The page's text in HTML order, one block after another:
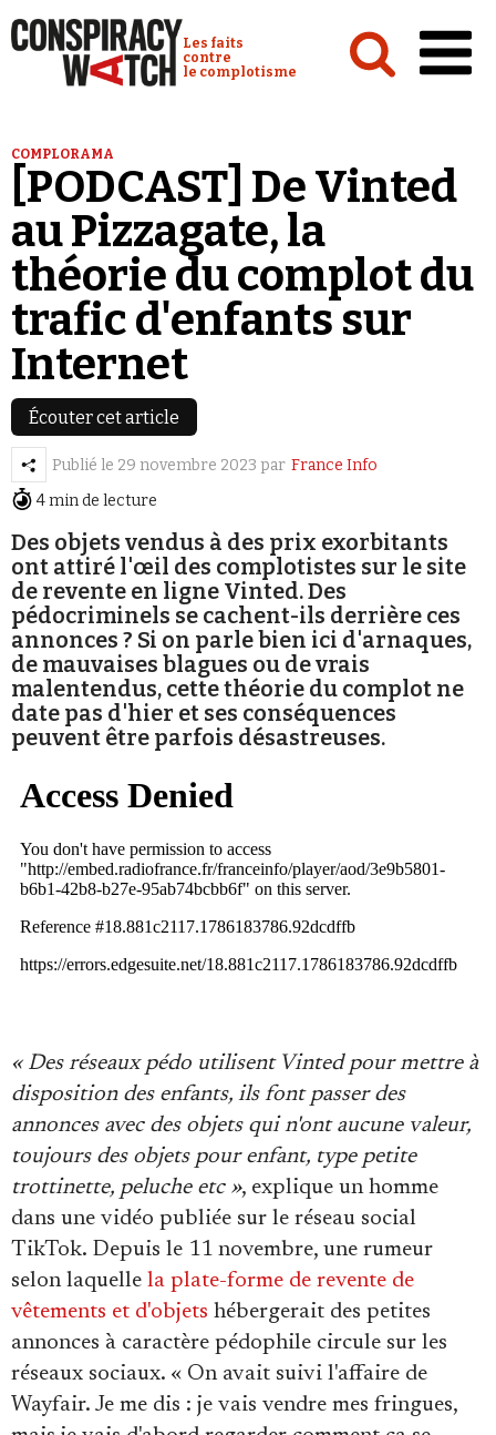
Conspiracy Watch :
Les faits
contre
le complotisme
Analyses
Conspipédia
Vidéos
Émissions
Revues de presse
Faire un don
COMPLORAMA
[PODCAST] De Vinted
au Pizzagate, la
théorie du complot du
trafic d'enfants sur
Internet
Écouter cet article
Publié le 29 novembre 2023 par France Info
4 min de lecture
Des objets vendus à des prix exorbitants
ont attiré l'œil des complotistes sur le site
de revente en ligne Vinted. Des
pédocriminels se cachent-ils derrière ces
annonces ? Si on parle bien ici d'arnaques,
de mauvaises blagues ou de vrais
malentendus, cette théorie du complot ne
date pas d'hier et ses conséquences
peuvent être parfois désastreuses.
« Des réseaux pédo utilisent Vinted pour mettre à
disposition des enfants, ils font passer des
annonces avec des objets qui n'ont aucune valeur,
toujours des objets pour enfant, type petite
trottinette, peluche etc », explique un homme
dans une vidéo publiée sur le réseau social
TikTok. Depuis le 11 novembre, une rumeur
selon laquelle la plate-forme de revente de
vêtements et d'objets hébergerait des petites
annonces à caractère pédophile circule sur les
réseaux sociaux. « On avait suivi l'affaire de
Wayfair. Je me dis : je vais vendre mes fringues,